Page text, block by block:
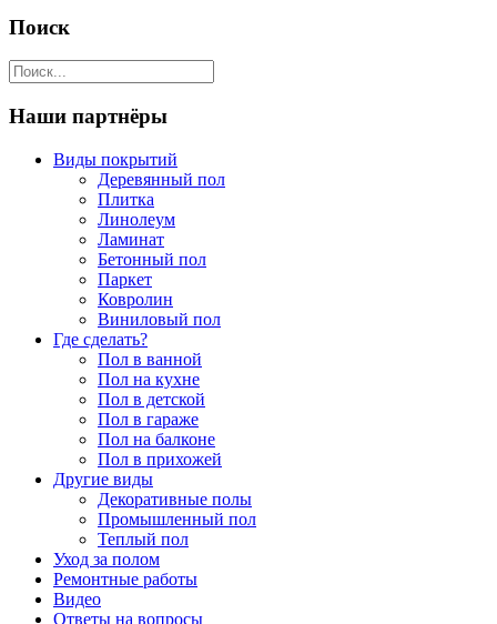
Поиск
Наши партнёры
Виды покрытий
Деревянный пол
Плитка
Линолеум
Ламинат
Бетонный пол
Паркет
Ковролин
Виниловый пол
Где сделать?
Пол в ванной
Пол на кухне
Пол в детской
Пол в гараже
Пол на балконе
Пол в прихожей
Другие виды
Декоративные полы
Промышленный пол
Теплый пол
Уход за полом
Ремонтные работы
Видео
Ответы на вопросы